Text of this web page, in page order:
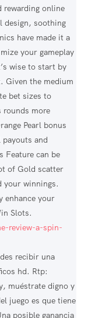
rewarding online
design, soothing
have made it a
your gameplay
wise to start by
Given the medium
bet sizes to
rounds more
Pearl bonus
and
Feature can be
of Gold scatter
your winnings.
enhance your
Slots.
review-a-spin-
recibir una
hd. Rtp:
muéstrate digno y
juego es que tiene
posible ganancia